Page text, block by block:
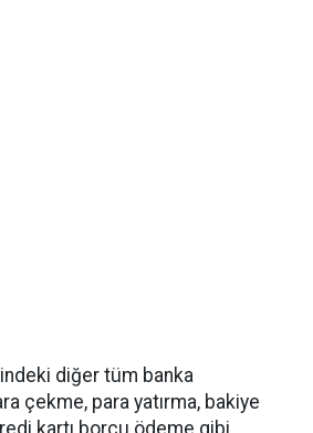
diğer tüm banka
çekme, para yatırma, bakiye
kartı borcu ödeme gibi